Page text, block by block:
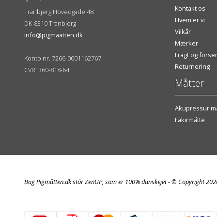
Tranbjerg Hovedgade 48
DK-8310 Tranbjerg
info@pigmaatten.dk
Konto nr. 7266-0001162767
CVR: 360-818-64
Kontakt os
Hvem er vi
Vilkår
Mærker
Fragt og
Returnering
Måtter
Akupressur
Fakirmåtte
Bag Pigmåtten.dk står ZenUP, som er 100% danskejet - © Copyright